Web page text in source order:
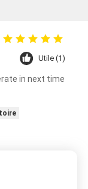
Utile (1)
in next time